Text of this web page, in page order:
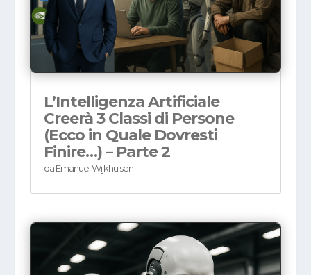
L’Intelligenza Artificiale
Creerà 3 Classi di Persone
(Ecco in Quale Dovresti
Finire…) – Parte 2
daEmanuel Wijkhuisen